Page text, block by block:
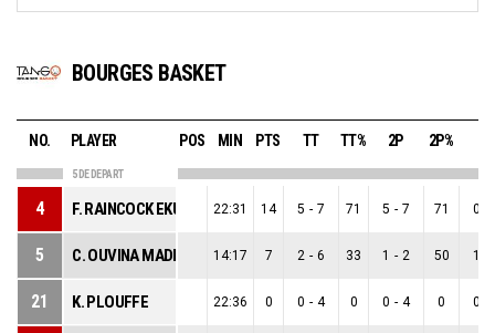
BOURGES BASKET
NO. PLAYER POS MIN PTS TT TT% 2P 2P%
5 DE DEPART
4 F. RAINCOCK EKUNWE 22:31 14 5 - 7 71 5 - 7 71 0
5 C. OUVINA MADREGO 14:17 7 2 - 6 33 1 - 2 50 1
21 K. PLOUFFE 22:36 0 0 - 4 0 0 - 4 0 0